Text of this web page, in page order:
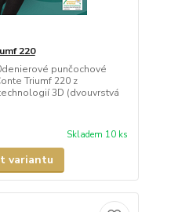
220
punčochové
Triumf 220 z
3D (dvouvrstvá
Skladem 10 ks
variantu